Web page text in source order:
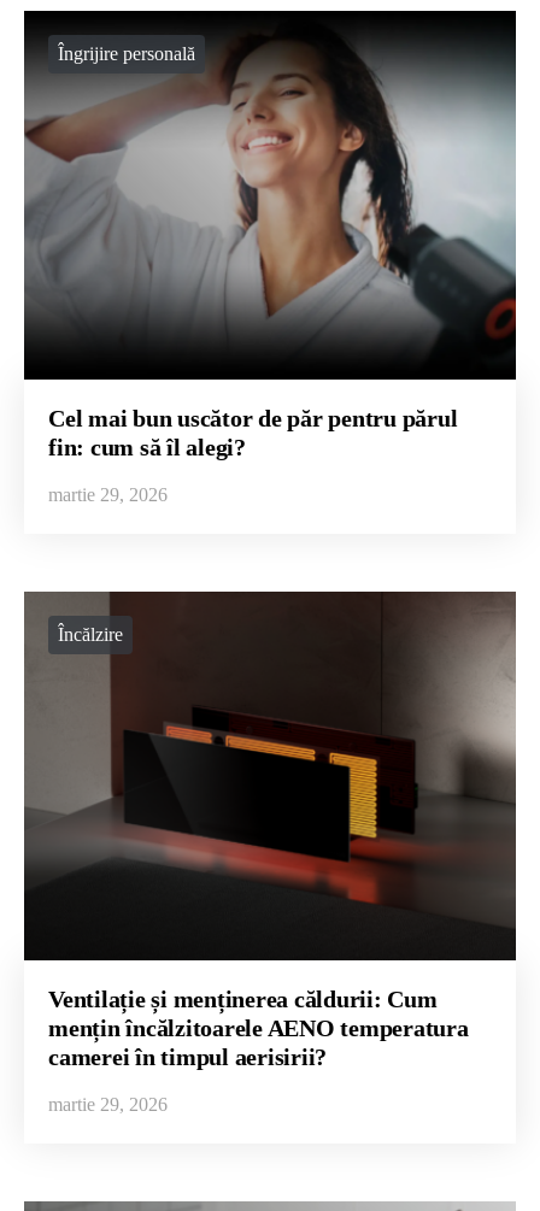
Îngrijire personală
Cel mai bun uscător de păr pentru părul
fin: cum să îl alegi?
martie 29, 2026
Încălzire
Ventilație și menținerea căldurii: Cum
mențin încălzitoarele AENO temperatura
camerei în timpul aerisirii?
martie 29, 2026